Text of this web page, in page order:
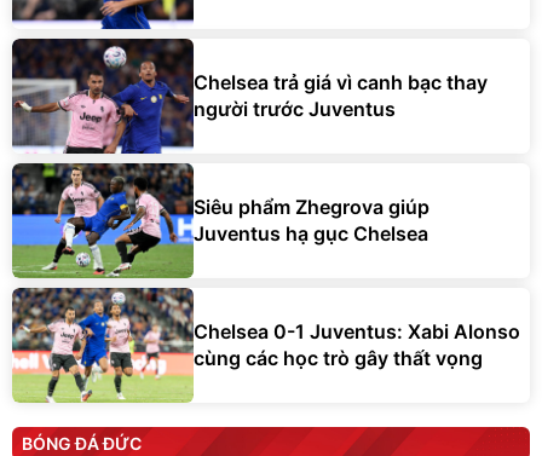
Chelsea trả giá vì canh bạc thay
người trước Juventus
Siêu phẩm Zhegrova giúp
Juventus hạ gục Chelsea
Chelsea 0-1 Juventus: Xabi Alonso
cùng các học trò gây thất vọng
BÓNG ĐÁ ĐỨC